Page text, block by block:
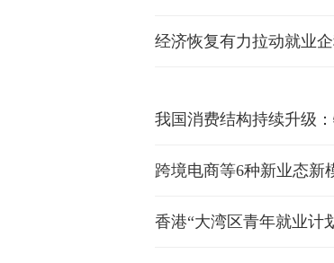
经济恢复有力拉动就业
我国消费结构持续升级
跨境电商等6种新业态新
香港“大湾区青年就业计